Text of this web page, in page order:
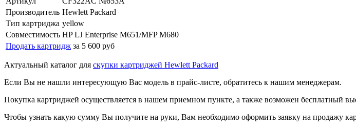
Производитель Hewlett Packard
Тип картриджа yellow
Совместимость HP LJ Enterprise M651/MFP M680
Продать картридж за 5 600 руб
Актуальный каталог для скупки картриджей Hewlett Packard
Если Вы не нашли интересующую Вас модель в прайс-листе, обратитесь к нашим менеджерам.
Покупка картриджей осуществляется в нашем приемном пункте, а также возможен бесплатный
Чтобы узнать какую сумму Вы получите на руки, Вам необходимо оформить заявку на продажу